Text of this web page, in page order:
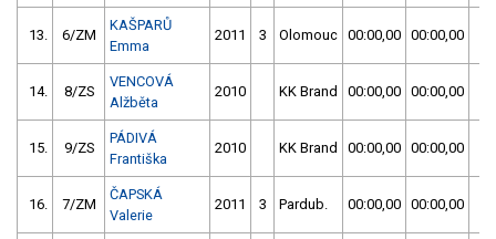
13. 6/ZM
KAŠPARŮ
Emma
2011 3 Olomouc 00:00,00 00:00,00
14. 8/ZS
VENCOVÁ
Alžběta
2010 KK Brand 00:00,00 00:00,00
15. 9/ZS
PÁDIVÁ
Františka
2010 KK Brand 00:00,00 00:00,00
16. 7/ZM
ČAPSKÁ
Valerie
2011 3 Pardub. 00:00,00 00:00,00